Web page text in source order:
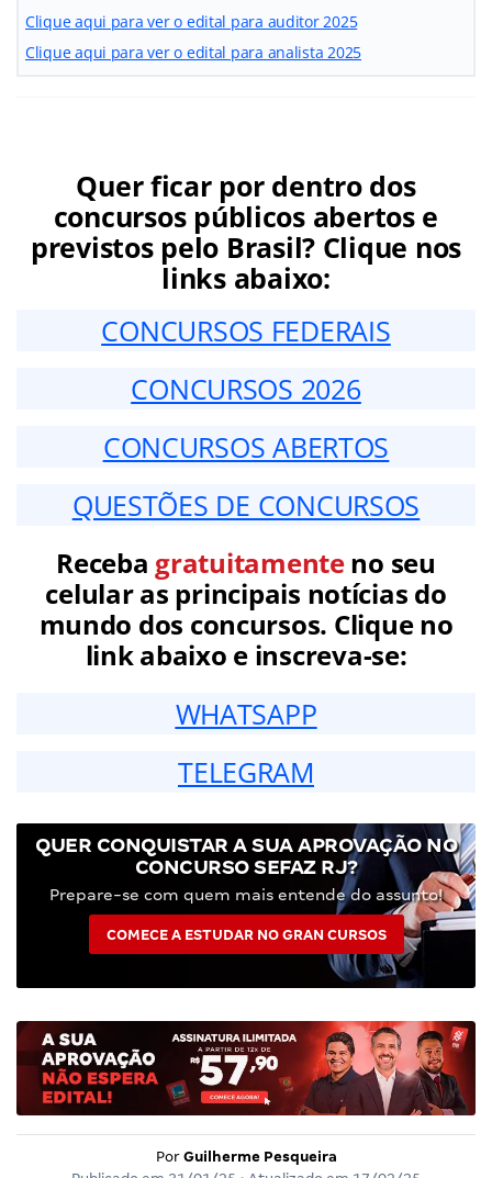
Clique aqui para ver o edital para auditor 2025
Clique aqui para ver o edital para analista 2025
Quer ficar por dentro dos
concursos públicos abertos e
previstos pelo Brasil? Clique nos
links abaixo:
CONCURSOS FEDERAIS
CONCURSOS 2026
CONCURSOS ABERTOS
QUESTÕES DE CONCURSOS
Receba gratuitamenteno seu
celular as principais notícias do
mundo dos concursos. Clique no
link abaixo e inscreva-se:
WHATSAPP
TELEGRAM
QUER CONQUISTAR A SUA APROVAÇÃO NO
CONCURSO SEFAZ RJ?
Prepare-se com quem mais entende do assunto!
COMECE A ESTUDAR NO GRAN CURSOS
Por Guilherme Pesqueira